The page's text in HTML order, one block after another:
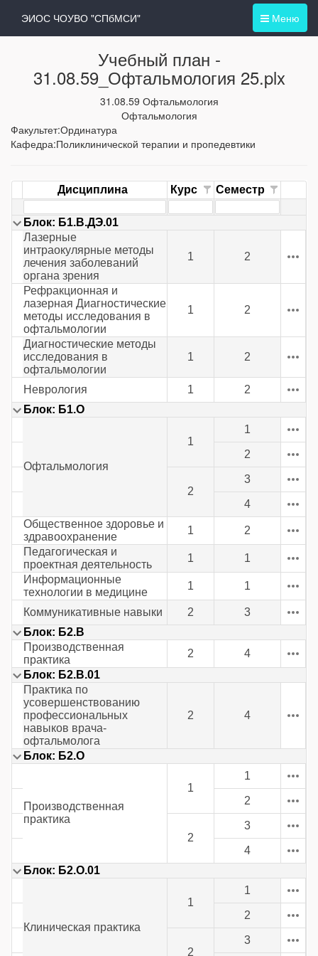
Меню
ЭИОС ЧОУВО "СПбМСИ"
Учебный план -
31.08.59_Офтальмология 25.plx
31.08.59 Офтальмология
Офтальмология
Факультет:Ординатура
Кафедра:Поликлинической терапии и пропедевтики
Дисциплина Курс Семестр
Блок: Б1.В.ДЭ.01
Лазерные
интраокулярные методы
лечения заболеваний
органа зрения
1 2
Рефракционная и
лазерная Диагностические
методы исследования в
офтальмологии
1 2
Диагностические методы
исследования в
офтальмологии
1 2
Неврология 1
2
Блок: Б1.О
Офтальмология
1
1
2
2
3
4
Общественное здоровье и
здравоохранение
1
2
Педагогическая и
проектная деятельность
1
1
Информационные
технологии в медицине
1 1
Коммуникативные навыки 2
3
Блок: Б2.В
Производственная
практика
2
4
Блок: Б2.В.01
Практика по
усовершенствованию
профессиональных
навыков врача-
офтальмолога
2 4
Блок: Б2.О
Производственная
практика
1
1
2
2
3
4
Блок: Б2.О.01
Клиническая практика
1
1
2
2
3